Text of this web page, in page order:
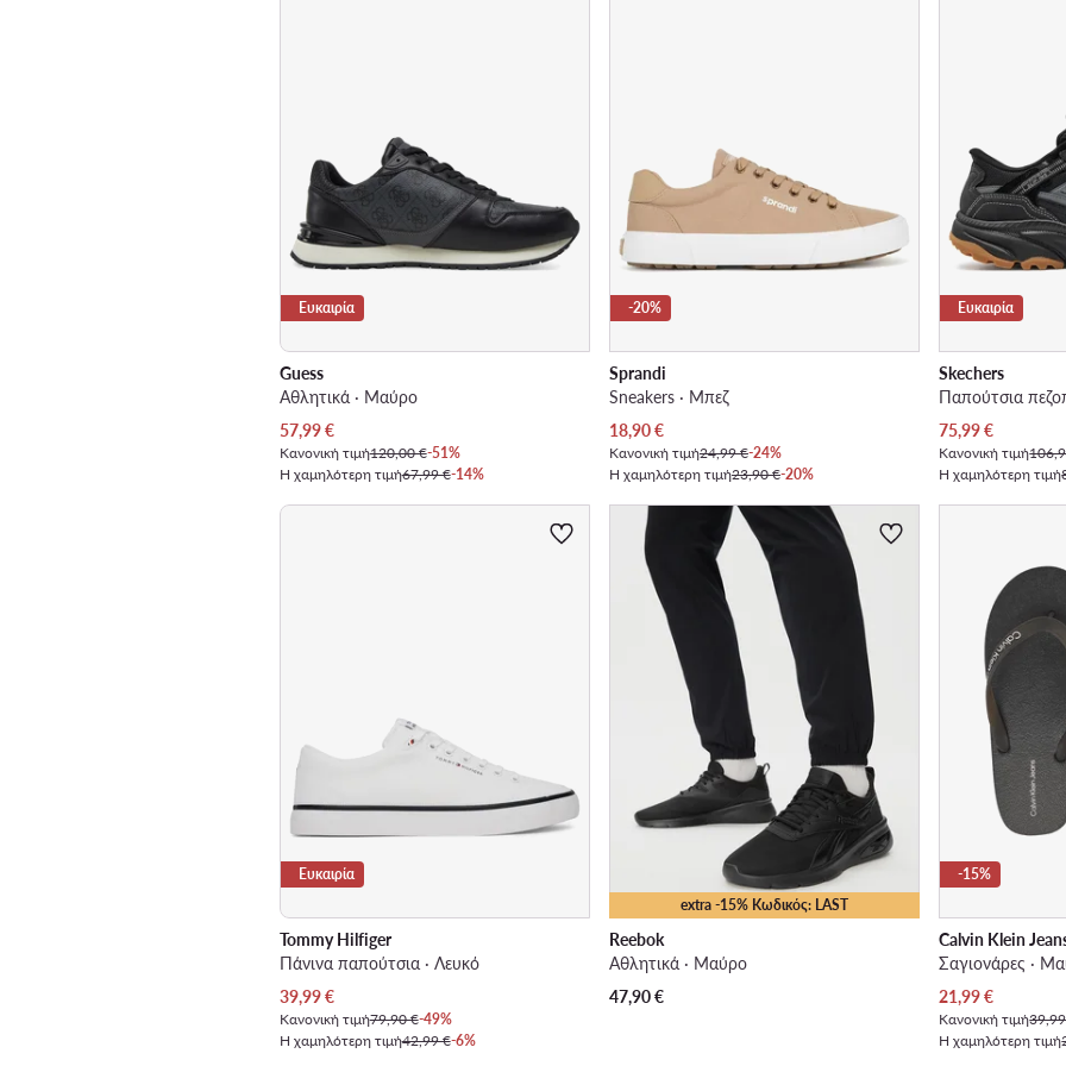
Ευκαιρία
Guess
Αθλητικά · Μαύρο
Τρέχουσα τιμή
57,99€
Κανονική τιμή120,00 €-51%
Η χαμηλότερη τιμή67,99 €-14%
-20%
Sprandi
Sneakers · Μπεζ
Τρέχουσα τιμή
18,90€
Κανονική τιμή24,99 €-24%
Η χαμηλότερη τιμή23,90 €-20%
Ευκαιρία
Skechers
Τρέχουσα τιμή
75,99€
Κανονική τιμή
Η χαμηλότερη τιμή
Ευκαιρία
Tommy Hilfiger
Πάνινα παπούτσια · Λευκό
Τρέχουσα τιμή
39,99€
Κανονική τιμή79,90 €-49%
Η χαμηλότερη τιμή42,99 €-6%
extra -15% Κωδικός: LAST
Reebok
Αθλητικά · Μαύρο
47,90€
-15%
Calvin Klein
Σαγιονάρες ·
Τρέχουσα τιμή
21,99€
Κανονική τιμή
Η χαμηλότερη τιμή